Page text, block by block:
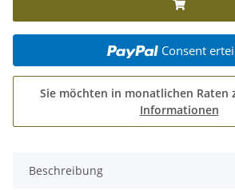
Consent
Sie möchten in monatlichen Raten
Informationen
Beschreibung